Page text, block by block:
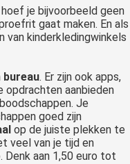
je bijvoorbeeld geen
gaat maken. En als
van kinderkledingwinkels
bureau. Er zijn ook apps,
opdrachten aanbieden
Je
goed zijn
op de juiste plekken te
veel van je tijd en
Denk aan 1,50 euro tot